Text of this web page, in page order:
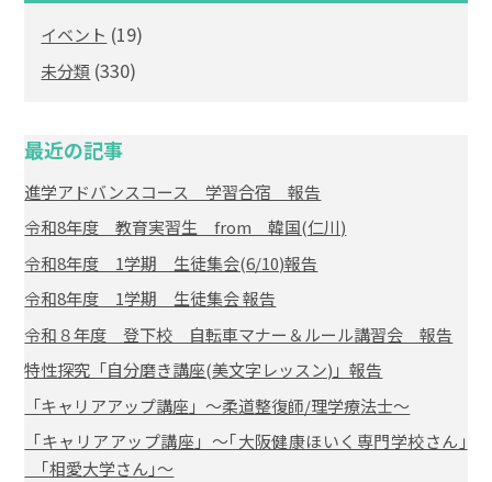
イベント (19)
未分類 (330)
最近の記事
進学アドバンスコース 学習合宿 報告
令和8年度 教育実習生 from 韓国(仁川)
令和8年度 1学期 生徒集会(6/10)報告
令和8年度 1学期 生徒集会 報告
令和８年度 登下校 自転車マナー＆ルール講習会 報告
特性探究「自分磨き講座(美文字レッスン)」報告
「キャリアアップ講座」～柔道整復師/理学療法士～
「キャリアアップ講座」～｢大阪健康ほいく専門学校さん｣
｢相愛大学さん｣～